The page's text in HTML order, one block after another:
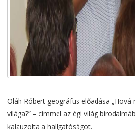
Oláh Róbert geográfus előadása „Hová
világa?” – címmel az égi világ
kalauzolta a hallgatóságot.